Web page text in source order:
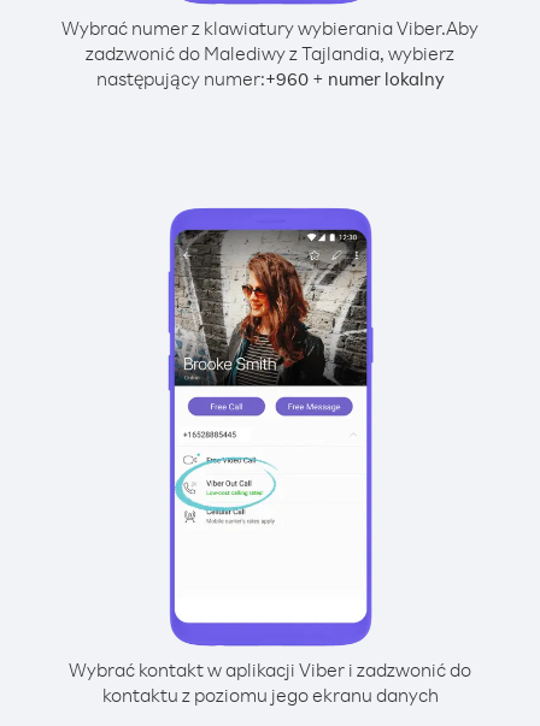
Wybrać numer z klawiatury wybierania Viber.Aby
zadzwonić do Malediwy z Tajlandia, wybierz
następujący numer:+960+ numer lokalny
Wybrać kontakt w aplikacji Viber i zadzwonić do
kontaktu z poziomu jego ekranu danych